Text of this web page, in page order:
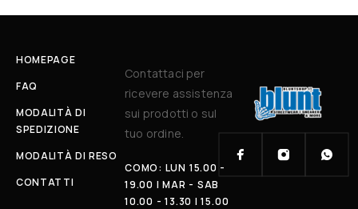
HOMEPAGE
FAQ
MODALITÀ DI
SPEDIZIONE
MODALITÀ DI RESO
CONTATTI
Contattaci per
ricevere assistenza
sui prodotti o sul
tuo ordine.
COMO: LUN 15.00 -
19.00 | MAR - SAB
10.00 - 13.30 | 15.00